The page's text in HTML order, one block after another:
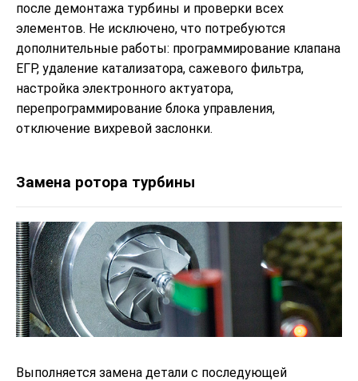
после демонтажа турбины и проверки всех
элементов. Не исключено, что потребуются
дополнительные работы: программирование клапана
ЕГР, удаление катализатора, сажевого фильтра,
настройка электронного актуатора,
перепрограммирование блока управления,
отключение вихревой заслонки.
Замена ротора турбины
Выполняется замена детали с последующей